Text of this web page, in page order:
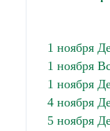
1 ноября
1 ноября
1 ноября
4 ноября
5 ноября